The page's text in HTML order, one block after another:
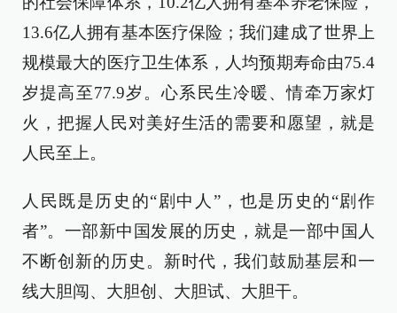
13.6亿人拥有基本医疗保险；我们建成了世界上
规模最大的医疗卫生体系，人均预期寿命由75.4
岁提高至77.9岁。心系民生冷暖、情牵万家灯
火，把握人民对美好生活的需要和愿望，就是
人民至上。
人民既是历史的“剧中人”，也是历史的“剧作
者”。一部新中国发展的历史，就是一部中国人
不断创新的历史。新时代，我们鼓励基层和一
线大胆闯、大胆创、大胆试、大胆干。